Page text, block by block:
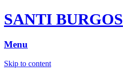
SANTI BURGOS
Menu
Skip to content